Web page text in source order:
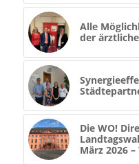
Alle
der
Die WO!
März 2026 –